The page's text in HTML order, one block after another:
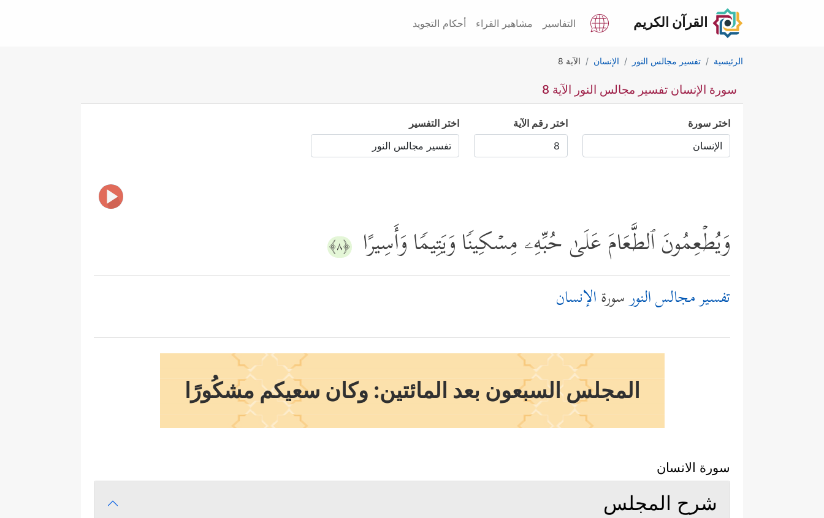
القرآن الكريم التفاسير مشاهير القراء أحكام التجويد
الرئيسية تفسير مجالس النور الإنسان الآية 8
سورة الإنسان تفسير مجالس النور الآية 8
اختر سورة اختر رقم الآية اختر التفسير
وَیُطۡعِمُونَ ٱلطَّعَامَ عَلَىٰ حُبِّهِۦ مِسۡكِینࣰا وَیَتِیمࣰا وَأَسِیرًا ﴿٨﴾
تفسير مجالس النورسورةالإنسان
المجلس السبعون بعد المائتين: وكان سعيكم مشكُورًا
سورة الانسان
شرح المجلس